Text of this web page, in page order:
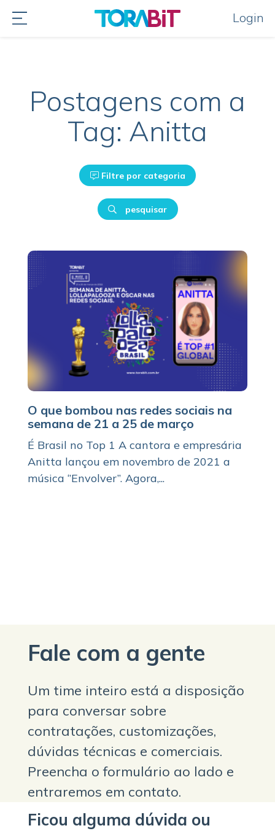
Login
Postagens com a
Tag: Anitta
Filtre por categoria
pesquisar
O que bombou nas redes sociais na
semana de 21 a 25 de março
É Brasil no Top 1 A cantora e empresária
Anitta lançou em novembro de 2021 a
música ‘’Envolver’’. Agora,...
Fale com a gente
Um time inteiro está a disposição
para conversar sobre
contratações, customizações,
dúvidas técnicas e comerciais.
Preencha o formulário ao lado e
entraremos em contato.
Ficou alguma dúvida ou